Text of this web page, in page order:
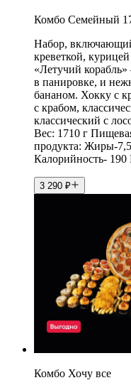
Комбо Семейный
Набор,
креветкой,
«Летучий
в панировке, и
бананом. Хокку с
с крабом,
классический с
Вес: 1710 г
продукта: Жиры-
Калорийность- 190
3 290 ₽
Комбо Хочу все